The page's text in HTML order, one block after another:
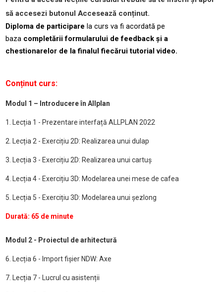
să accesezi butonul Accesează conținut.
Diploma de participare la curs va fi acordată pe
baza completării formularului de feedback și a
chestionarelor de la finalul fiecărui tutorial video.
Conținut curs:
Modul 1 – Introducere în Allplan
1. Lecția 1 - Prezentare interfață ALLPLAN 2022
2. Lecția 2 - Exercițiu 2D: Realizarea unui dulap
3. Lecția 3 - Exercițiu 2D: Realizarea unui cartuș
4. Lecția 4 - Exercițiu 3D: Modelarea unei mese de cafea
5. Lecția 5 - Exercițiu 3D: Modelarea unui șezlong
Durată: 65 de minute
Modul 2 - Proiectul de arhitectură
6. Lecția 6 - Import fișier NDW: Axe
7. Lecția 7 - Lucrul cu asistenții